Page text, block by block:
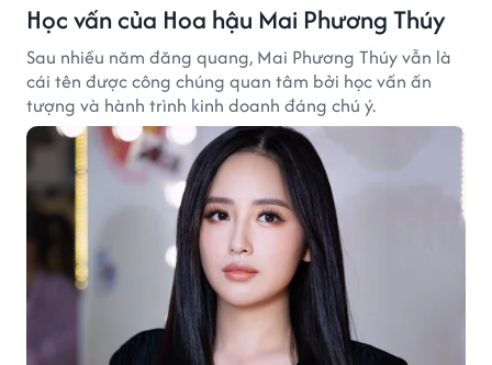
Học vấn của Hoa hậu Mai Phương Thúy
Sau nhiều năm đăng quang, Mai Phương Thúy vẫn là
cái tên được công chúng quan tâm bởi học vấn ấn
tượng và hành trình kinh doanh đáng chú ý.